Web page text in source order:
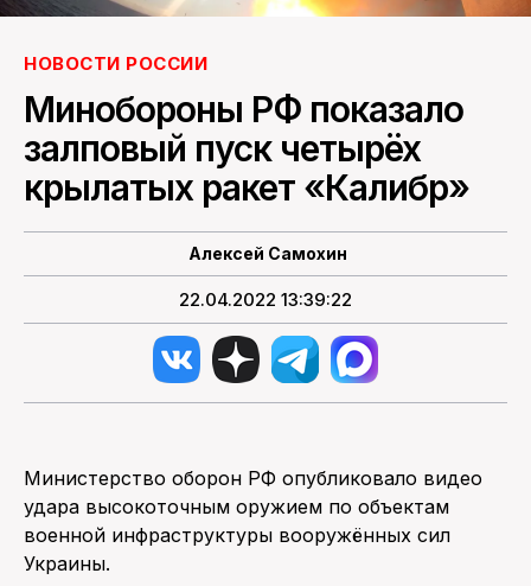
НОВОСТИ РОССИИ
Минобороны РФ показало
залповый пуск четырёх
крылатых ракет «Калибр»
Алексей Самохин
22.04.2022 13:39:22
Министерство оборон РФ опубликовало видео
удара высокоточным оружием по объектам
военной инфраструктуры вооружённых сил
Украины.